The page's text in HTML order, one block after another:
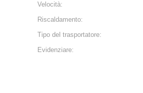
Velocità:
Riscaldamento:
Tipo del trasportatore:
Evidenziare: